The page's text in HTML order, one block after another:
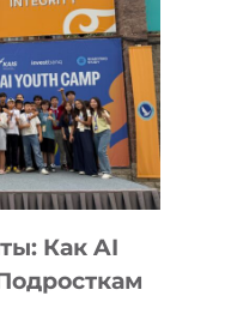
Как AI